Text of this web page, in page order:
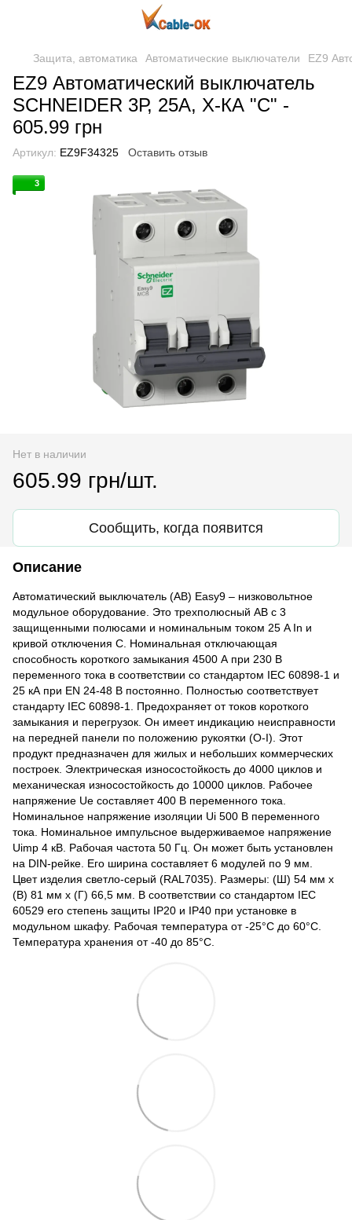
Защита, автоматика Автоматические выключатели EZ9
EZ9 Автоматический выключатель
SCHNEIDER 3Р, 25А, Х-КА "С" -
605.99 грн
Артикул: EZ9F34325 Оставить отзыв
3
Нет в наличии
605.99 грн/шт.
Сообщить, когда появится
Описание
Автоматический выключатель (АВ) Easy9 – низковольтное
модульное оборудование. Это трехполюсный АВ с 3
защищенными полюсами и номинальным током 25 A In и
кривой отключения C. Номинальная отключающая
способность короткого замыкания 4500 А при 230 В
переменного тока в соответствии со стандартом IEC 60898-1 и
25 кА при EN 24-48 В постоянно. Полностью соответствует
стандарту IEC 60898-1. Предохраняет от токов короткого
замыкания и перегрузок. Он имеет индикацию неисправности
на передней панели по положению рукоятки (O-I). Этот
продукт предназначен для жилых и небольших коммерческих
построек. Электрическая износостойкость до 4000 циклов и
механическая износостойкость до 10000 циклов. Рабочее
напряжение Ue составляет 400 В переменного тока.
Номинальное напряжение изоляции Ui 500 В переменного
тока. Номинальное импульсное выдерживаемое напряжение
Uimp 4 кВ. Рабочая частота 50 Гц. Он может быть установлен
на DIN-рейке. Его ширина составляет 6 модулей по 9 мм.
Цвет изделия светло-серый (RAL7035). Размеры: (Ш) 54 мм х
(В) 81 мм х (Г) 66,5 мм. В соответствии со стандартом IEC
60529 его степень защиты IP20 и IP40 при установке в
модульном шкафу. Рабочая температура от -25°C до 60°C.
Температура хранения от -40 до 85°C.